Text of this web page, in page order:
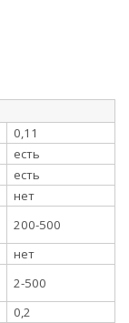
0,11
есть
есть
нет
200-500
нет
2-500
0,2